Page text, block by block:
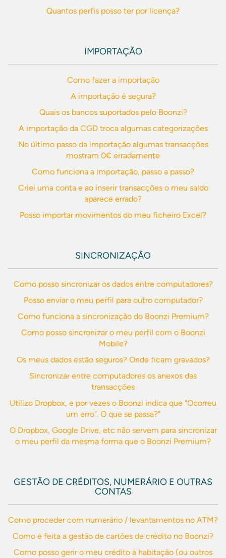
Quantos perfis posso ter por licença?
IMPORTAÇÃO
Como fazer a importação
A importação é segura?
Quais os bancos suportados pelo Boonzi?
A importação da CGD troca algumas categorizações
No último passo da importação algumas transacções
mostram 0€ erradamente
Como funciona a importação, passo a passo?
Criei uma conta e ao inserir transacções o meu saldo
aparece errado?
Posso importar movimentos do meu ficheiro Excel?
SINCRONIZAÇÃO
Como posso sincronizar os dados entre computadores?
Posso enviar o meu perfil para outro computador?
Como funciona a sincronização do Boonzi Premium?
Como posso sincronizar o meu perfil com o Boonzi
Mobile?
Os meus dados estão seguros? Onde ficam gravados?
Sincronizar entre computadores os anexos das
transacções
Utilizo Dropbox, e por vezes o Boonzi indica que "Ocorreu
um erro". O que se passa?"
O Dropbox, Google Drive, etc não servem para sincronizar
o meu perfil da mesma forma que o Boonzi Premium?
GESTÃO DE CRÉDITOS, NUMERÁRIO E OUTRAS
CONTAS
Como proceder com numerário / levantamentos no ATM?
Como é feita a gestão de cartões de crédito no Boonzi?
Como posso gerir o meu crédito à habitação (ou outros